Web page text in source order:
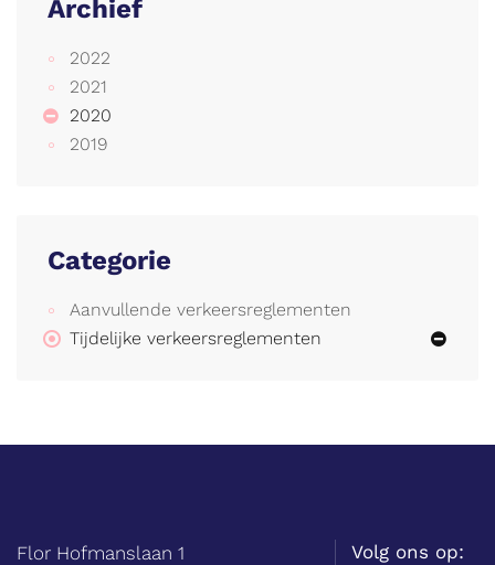
Archief
2022
2021
2020
2019
Categorie
Aanvullende verkeersreglementen
Tijdelijke verkeersreglementen
Balie
Adres
Flor Hofmanslaan 1 Volg ons op: